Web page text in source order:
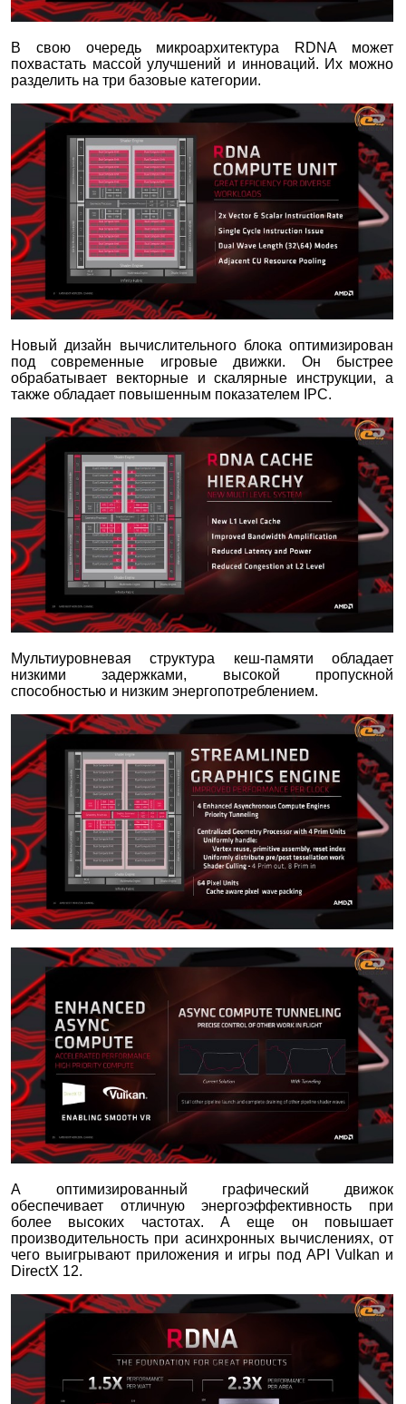
В свою очередь микроархитектура RDNA может
похвастать массой улучшений и инноваций. Их можно
разделить на три базовые категории.
Новый дизайн вычислительного блока оптимизирован
под современные игровые движки. Он быстрее
обрабатывает векторные и скалярные инструкции, а
также обладает повышенным показателем IPC.
Мультиуровневая структура кеш-памяти обладает
низкими задержками, высокой пропускной
способностью и низким энергопотреблением.
А оптимизированный графический движок
обеспечивает отличную энергоэффективность при
более высоких частотах. А еще он повышает
производительность при асинхронных вычислениях, от
чего выигрывают приложения и игры под API Vulkan и
DirectX 12.